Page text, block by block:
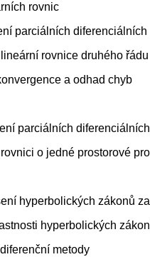
rovnic
parciálních
rovnice druhého řádu
a odhad chyb
parciálních
o jedné prostorové
hyperbolických zákonů
hyperbolických
metody